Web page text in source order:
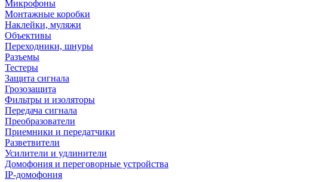
Микрофоны
Монтажные коробки
Наклейки, муляжи
Объективы
Переходники, шнуры
Разъемы
Тестеры
Защита сигнала
Грозозащита
Фильтры и изоляторы
Передача сигнала
Преобразователи
Приемники и передатчики
Разветвители
Усилители и удлинители
Домофония и переговорные устройства
IP-домофония